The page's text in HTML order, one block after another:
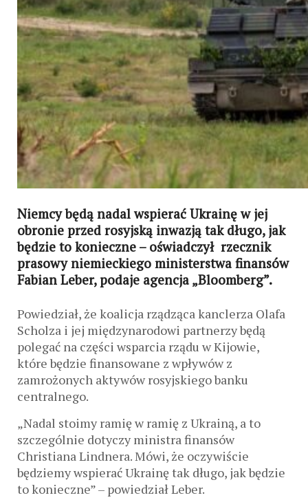
Niemcy będą nadal wspierać Ukrainę w jej
obronie przed rosyjską inwazją tak długo, jak
będzie to konieczne – oświadczył rzecznik
prasowy niemieckiego ministerstwa finansów
Fabian Leber, podaje agencja „Bloomberg”.
Powiedział, że koalicja rządząca kanclerza Olafa
Scholza i jej międzynarodowi partnerzy będą
polegać na części wsparcia rządu w Kijowie,
które będzie finansowane z wpływów z
zamrożonych aktywów rosyjskiego banku
centralnego.
„Nadal stoimy ramię w ramię z Ukrainą, a to
szczególnie dotyczy ministra finansów
Christiana Lindnera. Mówi, że oczywiście
będziemy wspierać Ukrainę tak długo, jak będzie
to konieczne” – powiedział Leber.